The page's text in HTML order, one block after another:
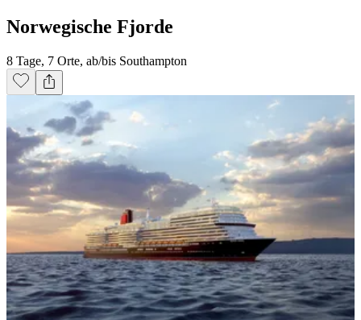
Norwegische Fjorde
8 Tage, 7 Orte, ab/bis Southampton